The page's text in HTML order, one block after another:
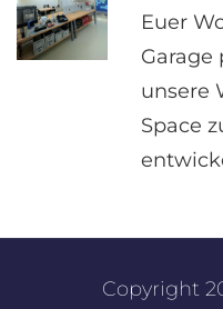
Euer
Garage
unsere
Space
Copyright